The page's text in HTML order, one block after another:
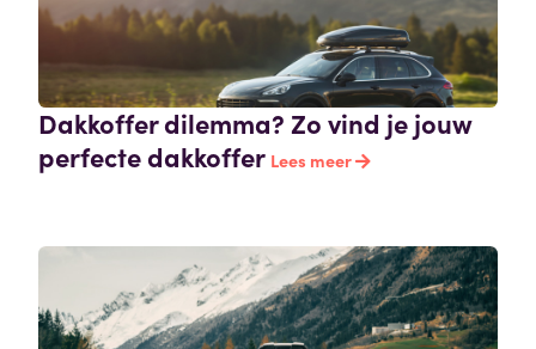
Dakkoffer dilemma? Zo vind je jouw
perfecte dakkoffer Lees meer